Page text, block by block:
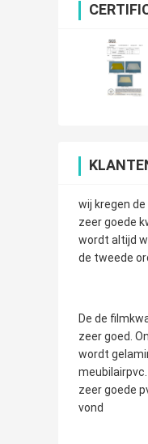
wij kregen
zeer goede
wordt altijd
de tweede
De de
zeer goed.
wordt
zeer goede
vond